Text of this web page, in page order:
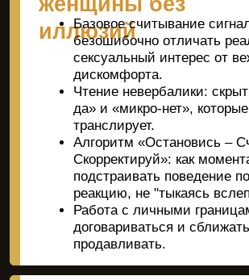
Интуитивное
соблазнение и
магнетизм
вдолгую
Переход от техник к ощущениям:
модели естественного,
сближения с женщиной.
Устойчивая самооценка: как
внутреннюю опору, личные цели и
интерес к жизни вне отношений.
Разработка твоего
плана трансформации в
зрелого мужчину.
Практические VIP-челленджи на
свиданиях и в переписках для
встраивания навыков «на